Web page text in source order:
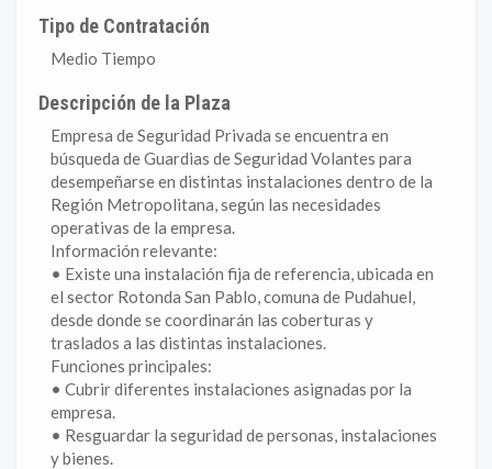
Tipo de Contratación
Medio Tiempo
Descripción de la Plaza
Empresa de Seguridad Privada se encuentra en
búsqueda de Guardias de Seguridad Volantes para
desempeñarse en distintas instalaciones dentro de la
Región Metropolitana, según las necesidades
operativas de la empresa.
Información relevante:
• Existe una instalación fija de referencia, ubicada en
el sector Rotonda San Pablo, comuna de Pudahuel,
desde donde se coordinarán las coberturas y
traslados a las distintas instalaciones.
Funciones principales:
• Cubrir diferentes instalaciones asignadas por la
empresa.
• Resguardar la seguridad de personas, instalaciones
y bienes.